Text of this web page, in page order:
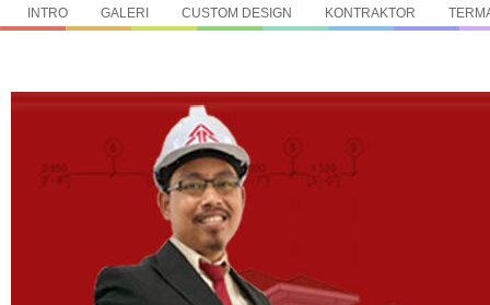
INTRO GALERI CUSTOM DESIGN KONTRAKTOR